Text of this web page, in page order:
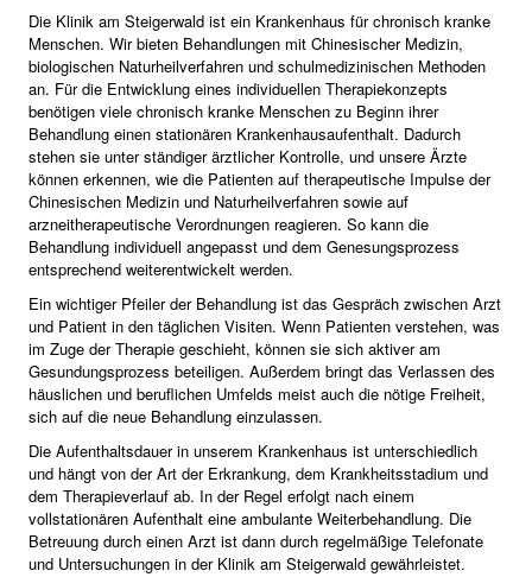
Die Klinik am Steigerwald ist ein Krankenhaus für chronisch kranke
Menschen. Wir bieten Behandlungen mit Chinesischer Medizin,
biologischen Naturheilverfahren und schulmedizinischen Methoden
an. Für die Entwicklung eines individuellen Therapiekonzepts
benötigen viele chronisch kranke Menschen zu Beginn ihrer
Behandlung einen stationären Krankenhausaufenthalt. Dadurch
stehen sie unter ständiger ärztlicher Kontrolle, und unsere Ärzte
können erkennen, wie die Patienten auf therapeutische Impulse der
Chinesischen Medizin und Naturheilverfahren sowie auf
arzneitherapeutische Verordnungen reagieren. So kann die
Behandlung individuell angepasst und dem Genesungsprozess
entsprechend weiterentwickelt werden.
Ein wichtiger Pfeiler der Behandlung ist das Gespräch zwischen Arzt
und Patient in den täglichen Visiten. Wenn Patienten verstehen, was
im Zuge der Therapie geschieht, können sie sich aktiver am
Gesundungsprozess beteiligen. Außerdem bringt das Verlassen des
häuslichen und beruflichen Umfelds meist auch die nötige Freiheit,
sich auf die neue Behandlung einzulassen.
Die Aufenthaltsdauer in unserem Krankenhaus ist unterschiedlich
und hängt von der Art der Erkrankung, dem Krankheitsstadium und
dem Therapieverlauf ab. In der Regel erfolgt nach einem
vollstationären Aufenthalt eine ambulante Weiterbehandlung. Die
Betreuung durch einen Arzt ist dann durch regelmäßige Telefonate
und Untersuchungen in der Klinik am Steigerwald gewährleistet.